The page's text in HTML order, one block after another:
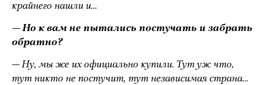
крайнего нашли и…
— Но к вам не пытались постучать и забрать
обратно?
— Ну, мы же их официально купили. Тут уж что,
тут никто не постучит, тут независимая страна…